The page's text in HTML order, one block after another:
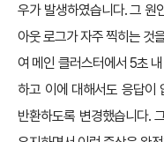
우가 발생하였습니다. 그 원
아웃 로그가 자주 찍히는 것
여 메인 클러스터에서 5초
하고 이에 대해서도 응답이
반환하도록 변경했습니다.